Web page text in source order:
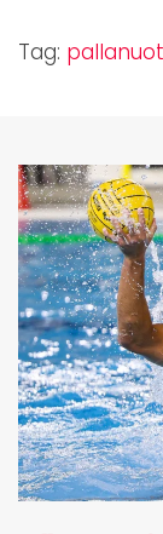
Tag: